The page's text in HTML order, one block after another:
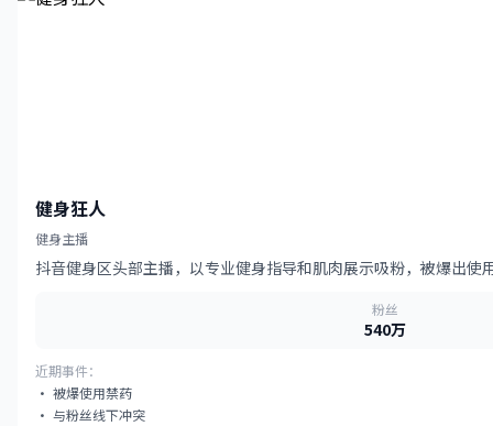
健身狂人
健身主播
抖音健身区头部主播，以专业健身指导和肌肉展示吸粉，被爆出使
粉丝
540万
近期事件：
· 被爆使用禁药
· 与粉丝线下冲突